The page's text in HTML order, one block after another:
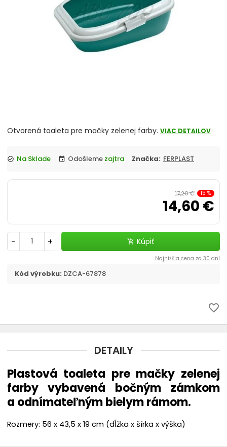
Podstielky pre mačky
Hračky
Obojky, vodítka a postroje
Antiparazitiká pre mačky
Prepravky a tašky
chevron_right
Otvorená toaleta pre mačky zelenej farby. VIAC DETAILOV
check_circle Na Sklade event Odošleme zajtra Značka: FERPLAST
17,20 € 15 %
14,60 €
- + add_shopping_cart Kúpiť
Najnižšia cena za 30 dní
Kód výrobku: DZCA-67878
favorite_border
DETAILY
Plastová toaleta pre mačky zelenej
farby vybavená bočným zámkom
a odnímateľným bielym rámom.
Rozmery: 56 x 43,5 x 19 cm (dĺžka x šírka x výška)